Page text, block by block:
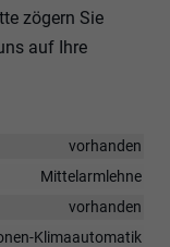
zögern Sie
auf Ihre
vorhanden
Mittelarmlehne
vorhanden
Klimaautomatik